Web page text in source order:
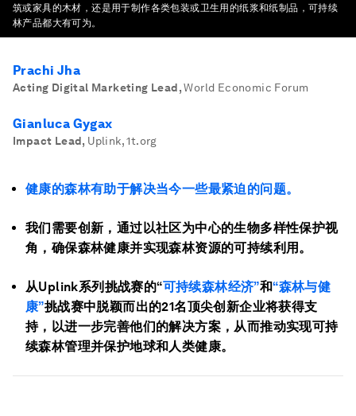
筑或家具的木材，还是用于制作各类包装或卫生用的纸浆和纸制品，可持续
林产品都大有可为。
Prachi Jha
Acting Digital Marketing Lead, World Economic Forum
Gianluca Gygax
Impact Lead, Uplink, 1t.org
健康的森林有助于解决当今一些最紧迫的问题。
我们需要创新，通过以社区为中心的生物多样性保护视
角，确保森林健康并实现森林资源的可持续利用。
从Uplink系列挑战赛的“可持续森林经济”和“森林与健
康”挑战赛中脱颖而出的21名顶尖创新企业将获得支
持，以进一步完善他们的解决方案，从而推动实现可持
续森林管理并保护地球和人类健康。